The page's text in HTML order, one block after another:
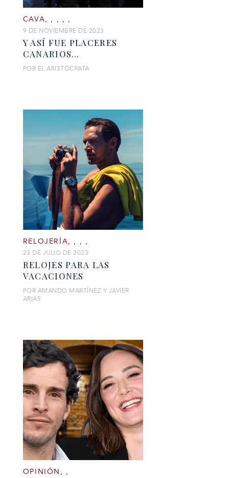
CAVA, , , , ,
9 DE NOVIEMBRE DE 2023
Y ASÍ FUE PLACERES
CANARIOS…
POR EL ARISTÓCRATA
RELOJERÍA, , , ,
23 DE JULIO DE 2023
RELOJES PARA LAS
VACACIONES
POR AMANDO MARTÍNEZ Y JAVIER
ARIAS
OPINIÓN , ,